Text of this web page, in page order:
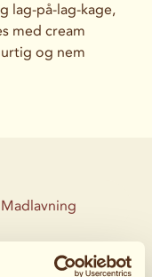
lag-på-lag-kage,
med cream
og nem
Madlavning